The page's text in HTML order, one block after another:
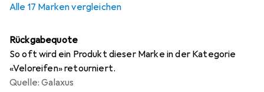
Alle 17 Marken vergleichen
Rückgabequote
So oft wird ein Produkt dieser Marke in der Kategorie
«Veloreifen» retourniert.
Quelle: Galaxus